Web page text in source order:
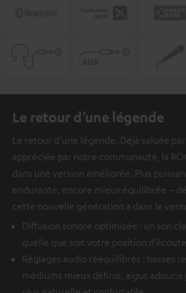
Le retour d’une légende
Le retour d’une légende. Déjà saluée
appréciée par notre communauté, la
dans une version améliorée. Plus
endurante, encore mieux équilibrée –
cette nouvelle génération a dans le
Diffusion sonore optimisée : un son
quelle que soit votre position
Réglages audio rééquilibrés : basses
médiums mieux définis, aigus